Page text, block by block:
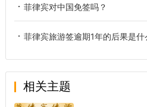
菲律宾对中国免签吗？
菲律宾旅游签逾期1年的后果是
相关主题